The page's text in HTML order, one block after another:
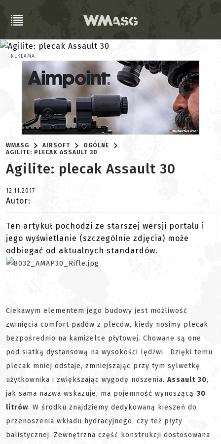
REKLAMA
WMASG AIRSOFT
OGÓLNE
AGILITE: PLECAK ASSAULT 30
Agilite: plecak Assault 30
12.11.2017
Autor:
Ten artykuł pochodzi ze starszej wersji portalu i
jego wyświetlanie (szczególnie zdjęcia) może
odbiegać od aktualnych standardów.
Ciekawym elementem jego budowy jest możliwość
zwinięcia comfort padów z pleców, kiedy nosimy plecak
bezpośrednio na kamizelce płytowej. Chowane są one
pod siatką dystansową na wysokości lędźwi. Dzięki temu
plecak mniej odstaje, zmniejszając przy tym sylwetkę
użytkownika i zwiększając wygodę noszenia. Assault 30,
jak sama nazwa wskazuje, ma pojemność wynoszącą 30
litrów. W środku znajdziemy dedykowaną kieszeń do
przenoszenia wkładu hydracyjnego, czy też płyty
balistycznej. Zewnętrzna część konstrukcji dostosowana